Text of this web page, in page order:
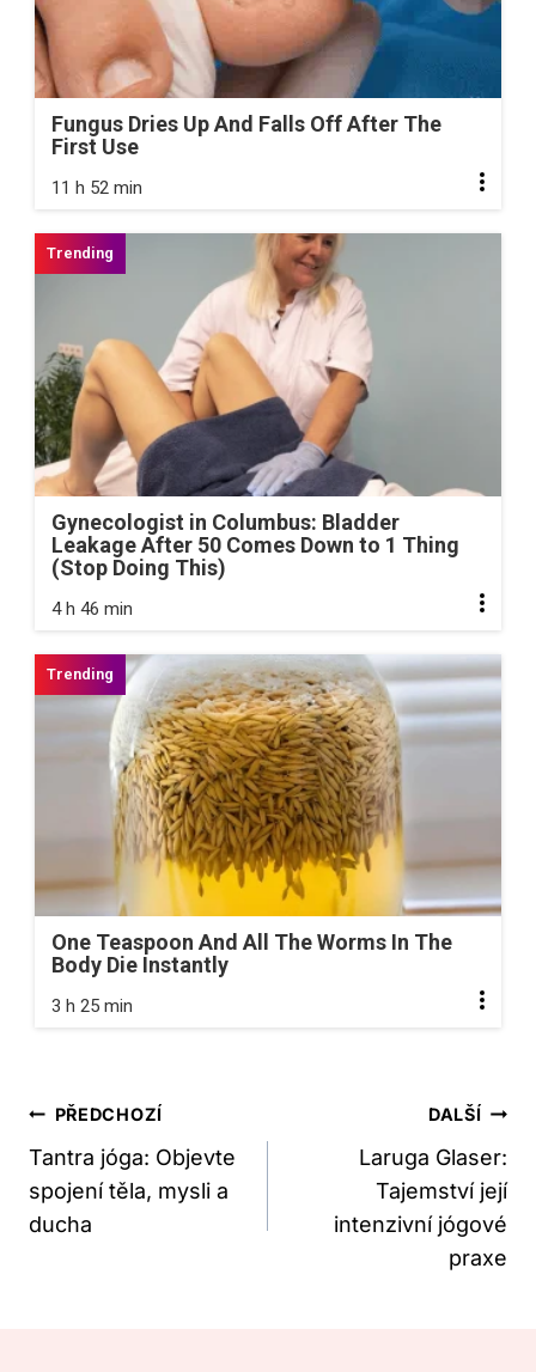
Fungus Dries Up And Falls Off After The
First Use
11 h 52 min
Gynecologist in Columbus: Bladder
Leakage After 50 Comes Down to 1 Thing
(Stop Doing This)
4 h 46 min
One Teaspoon And All The Worms In The
Body Die Instantly
3 h 25 min
Navigace
Pro
Příspěvek
PŘEDCHOZÍ
Tantra jóga: Objevte
spojení těla, mysli a
ducha
DALŠÍ
Laruga Glaser:
Tajemství její
intenzivní jógové
praxe